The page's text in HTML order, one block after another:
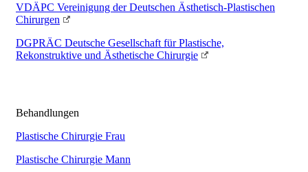
VDÄPC Vereinigung der Deutschen Ästhetisch-Plastischen
Chirurgen
DGPRÄC Deutsche Gesellschaft für Plastische,
Rekonstruktive und Ästhetische Chirurgie
Behandlungen
Plastische Chirurgie Frau
Plastische Chirurgie Mann